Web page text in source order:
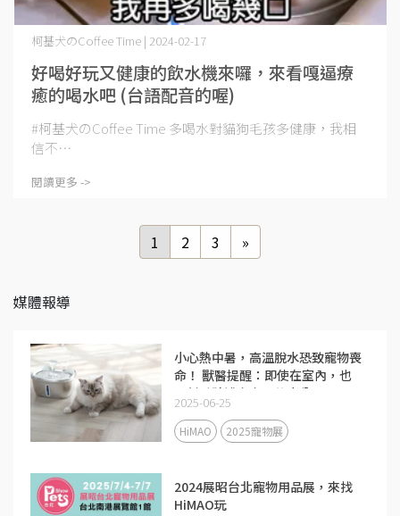
好喝好玩又健康的飲水機來囉，來看嘎逼療
癒的喝水吧 (台語配音的喔)
柯基犬のCoffee Time | 2024-02-17
#柯基犬のCoffee Time 多喝水對貓狗毛孩多健康，我相
信不⋯
閱讀更多 ->
1 2 3 »
媒體報導
小心熱中暑，高溫脫水恐致寵物喪
命！ 獸醫提醒：即使在室內，也
要幫毛孩補充充足的水分
2025-06-25
HiMAO 2025寵物展
2024展昭台北寵物用品展，來找
HiMAO玩